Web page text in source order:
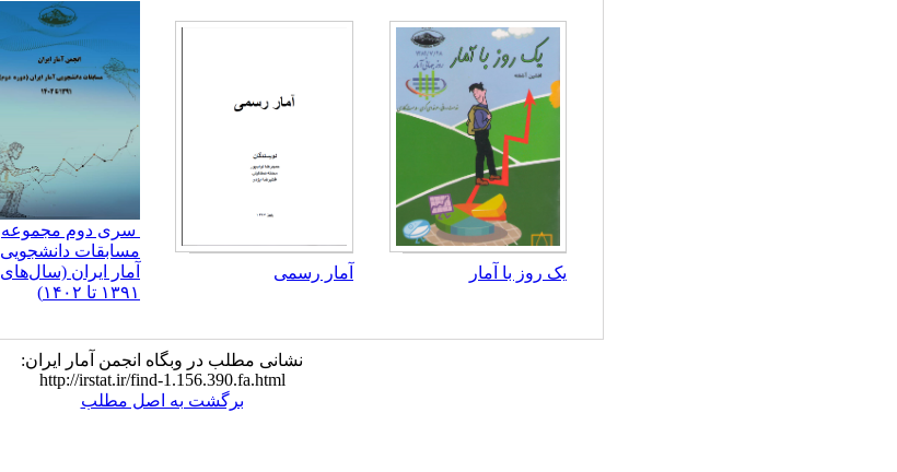
یک روز با آمار آمار رسمی
سری دوم مجموعه
مسابقات دانشجویی
آمار ایران (سال‌های
۱۳۹۱ تا ۱۴۰۲)
نشانی مطلب در وبگاه انجمن آمار ایران:
http://irstat.ir/find-1.156.390.fa.html
برگشت به اصل مطلب